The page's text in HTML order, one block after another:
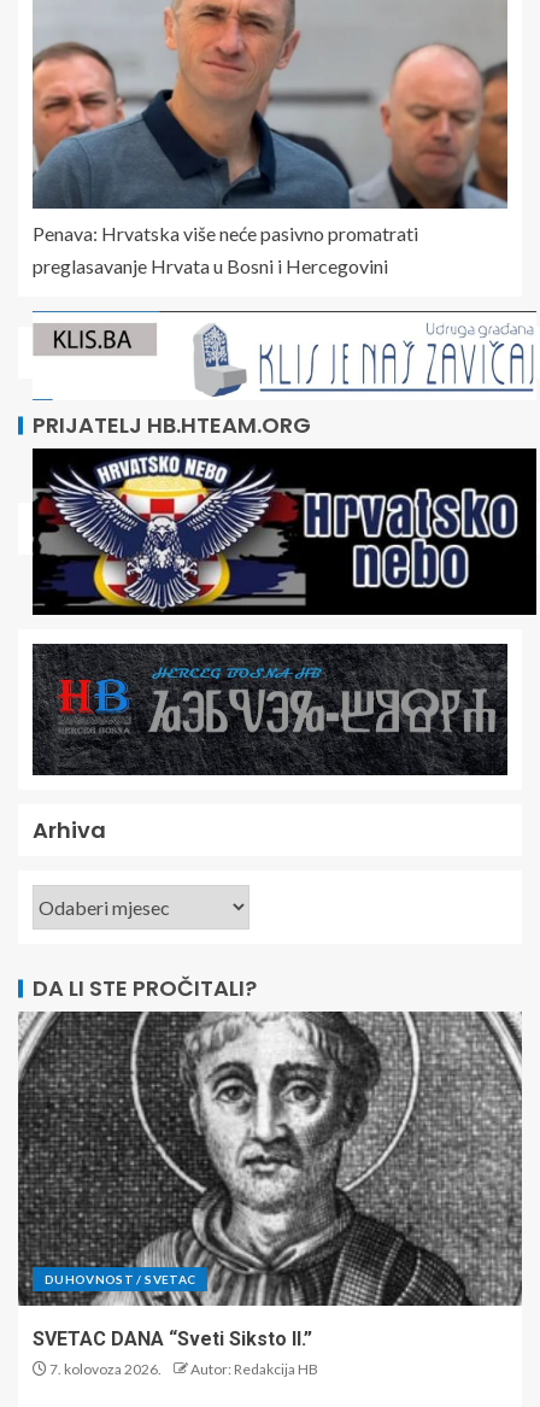
Penava: Hrvatska više neće pasivno promatrati
preglasavanje Hrvata u Bosni i Hercegovini
PRIJATELJ HB.HTEAM.ORG
Arhiva
DA LI STE PROČITALI?
DUHOVNOST / SVETAC
SVETAC DANA “Sveti Siksto II.”
7. kolovoza 2026. Autor: Redakcija HB